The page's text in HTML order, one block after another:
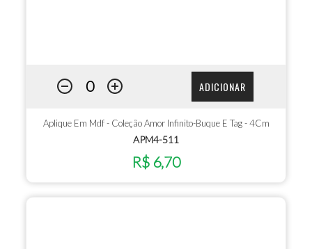
ADICIONAR
Aplique Em Mdf - Coleção Amor Infinito-Buque E Tag - 4Cm
APM4-511
R$ 6,70